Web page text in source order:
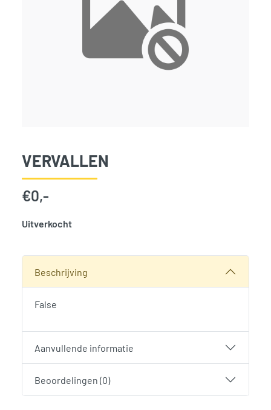
VERVALLEN
€0,-
Uitverkocht
Beschrijving
False
Aanvullende informatie
Beoordelingen (0)